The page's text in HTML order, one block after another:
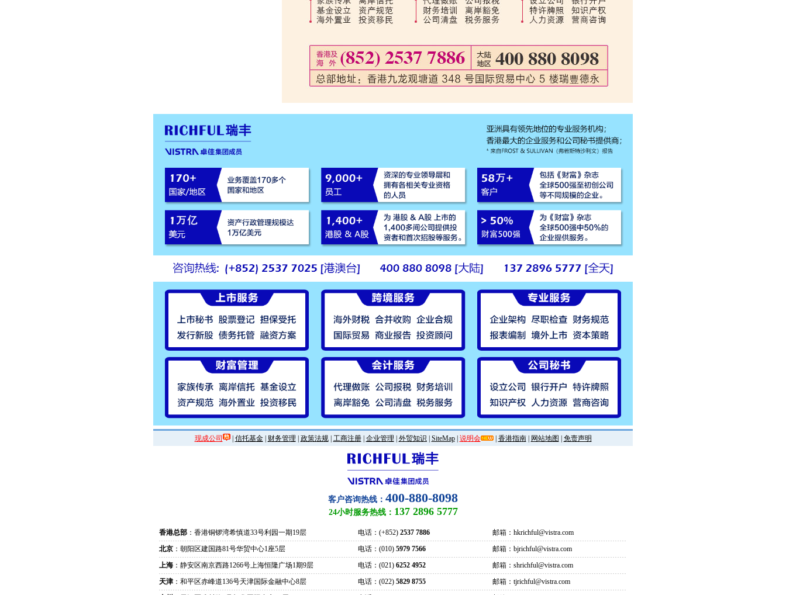
现成公司 | 信托基金| 财务管理 政策法规| 工商注册| 企业管理 外贸知识 SiteMap| 说明会 | 香港指南| 网站地图 免责声明
客户咨询热线： 400-880-8098
24小时服务热线： 137 2896 5777
香港总部 ：香港铜锣湾希慎道33号利园一期19层 电话：(+852) 2537 7886
邮箱：hkrichful@vistra.com
北京 ：朝阳区建国路81号华贸中心1座5层 电话：(010) 5979 7566
邮箱：bjrichful@vistra.com
上海 ：静安区南京西路1266号上海恒隆广场1期9层 电话：(021) 6252 4952
邮箱：shrichful@vistra.com
天津 ：和平区赤峰道136号天津国际金融中心8层 电话：(022) 5829 8755
邮箱：tjrichful@vistra.com